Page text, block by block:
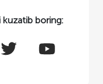
boring: